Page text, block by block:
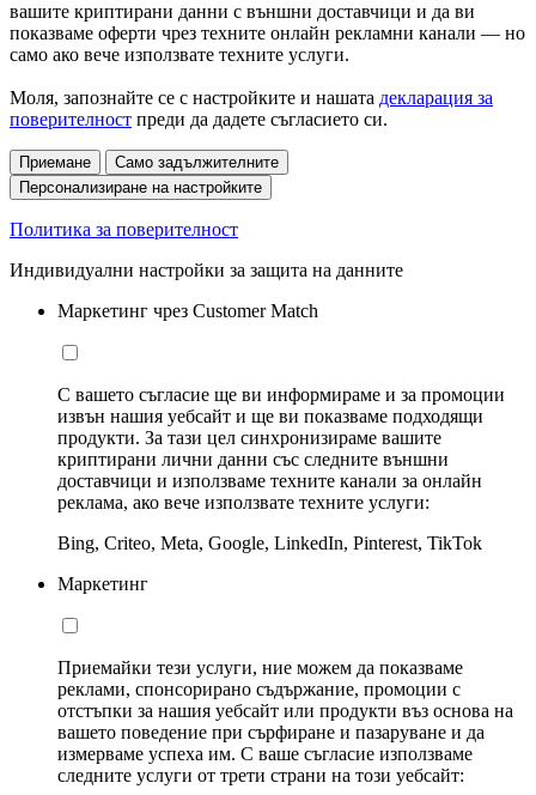
вашите криптирани данни с външни доставчици и да ви
показваме оферти чрез техните онлайн рекламни канали — но
само ако вече използвате техните услуги.
Моля, запознайте се с настройките и нашата декларация за
поверителност преди да дадете съгласието си.
Приемане
Само задължителните
Персонализиране на настройките
Политика за поверителност
Индивидуални настройки за защита на данните
Маркетинг чрез Customer Match
С вашето съгласие ще ви информираме и за промоции
извън нашия уебсайт и ще ви показваме подходящи
продукти. За тази цел синхронизираме вашите
криптирани лични данни със следните външни
доставчици и използваме техните канали за онлайн
реклама, ако вече използвате техните услуги:
Bing, Criteo, Meta, Google, LinkedIn, Pinterest, TikTok
Маркетинг
Приемайки тези услуги, ние можем да показваме
реклами, спонсорирано съдържание, промоции с
отстъпки за нашия уебсайт или продукти въз основа на
вашето поведение при сърфиране и пазаруване и да
измерваме успеха им. С ваше съгласие използваме
следните услуги от трети страни на този уебсайт: